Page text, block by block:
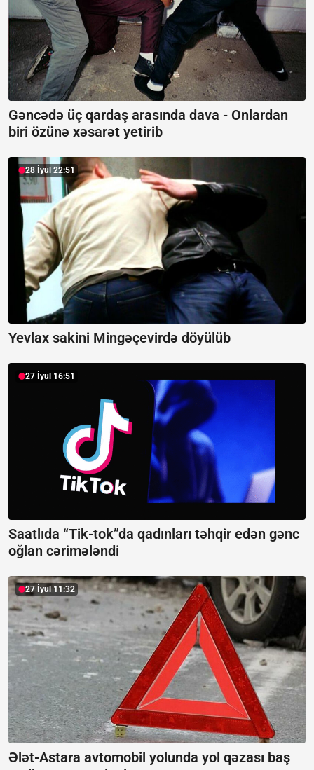
Gəncədə üç qardaş arasında dava - Onlardan
biri özünə xəsarət yetirib
28 İyul 22:51
Yevlax sakini Mingəçevirdə döyülüb
27 İyul 16:51
Saatlıda “Tik-tok”da qadınları təhqir edən gənc
oğlan cərimələndi
27 İyul 11:32
Ələt-Astara avtomobil yolunda yol qəzası baş